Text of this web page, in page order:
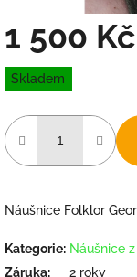
1 500 Kč
Měrná
cena:
Skladem
Náušnice Folklor
Kategorie: Náušnice
Záruka: 2 roky